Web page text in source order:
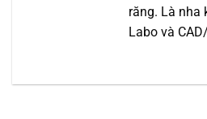
răng. Là nha
Labo và